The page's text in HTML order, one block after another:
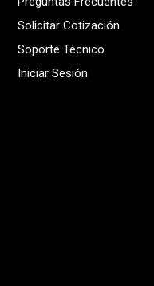
Solicitar Cotización
Soporte Técnico
Iniciar Sesión